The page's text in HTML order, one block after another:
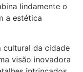
lindamente o
a estética
cultural da cidade
visão inovadora